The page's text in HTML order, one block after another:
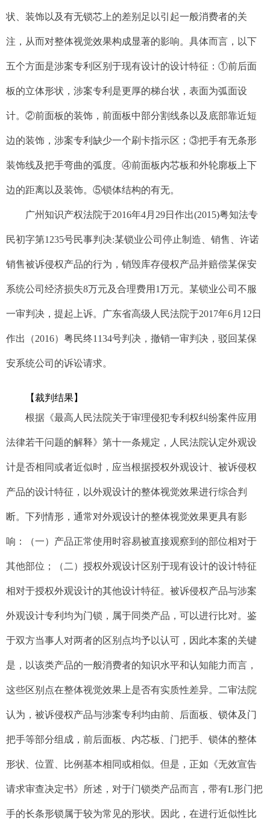
状、装饰以及有无锁芯上的差别足以引起一般消费者的关
注，从而对整体视觉效果构成显著的影响。具体而言，以下
五个方面是涉案专利区别于现有设计的设计特征：①前后面
板的立体形状，涉案专利是更厚的梯台状，表面为弧面设
计。②前面板的装饰，前面板中部分割线条以及底部靠近短
边的装饰，涉案专利缺少一个刷卡指示区；③把手有无条形
装饰线及把手弯曲的弧度。④前面板内芯板和外轮廓板上下
边的距离以及装饰。⑤锁体结构的有无。
广州知识产权法院于2016年4月29日作出(2015)粤知法专
民初字第1235号民事判决:某锁业公司停止制造、销售、许诺
销售被诉侵权产品的行为，销毁库存侵权产品并赔偿某保安
系统公司经济损失8万元及合理费用1万元。某锁业公司不服
一审判决，提起上诉。广东省高级人民法院于2017年6月12日
作出（2016）粤民终1134号判决，撤销一审判决，驳回某保
安系统公司的诉讼请求。
【裁判结果】
根据《最高人民法院关于审理侵犯专利权纠纷案件应用
法律若干问题的解释》第十一条规定，人民法院认定外观设
计是否相同或者近似时，应当根据授权外观设计、被诉侵权
产品的设计特征，以外观设计的整体视觉效果进行综合判
断。下列情形，通常对外观设计的整体视觉效果更具有影
响：（一）产品正常使用时容易被直接观察到的部位相对于
其他部位；（二）授权外观设计区别于现有设计的设计特征
相对于授权外观设计的其他设计特征。被诉侵权产品与涉案
外观设计专利均为门锁，属于同类产品，可以进行比对。鉴
于双方当事人对两者的区别点均予以认可，因此本案的关键
是，以该类产品的一般消费者的知识水平和认知能力而言，
这些区别点在整体视觉效果上是否有实质性差异。二审法院
认为，被诉侵权产品与涉案专利均由前、后面板、锁体及门
把手等部分组成，前后面板、内芯板、门把手、锁体的整体
形状、位置、比例基本相同或相似。但是，正如《无效宣告
请求审查决定书》所述，对于门锁类产品而言，带有L形门把
手的长条形锁属于较为常见的形状。因此，在进行近似性比